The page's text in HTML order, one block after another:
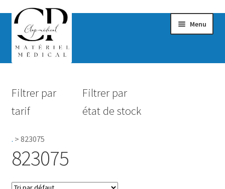
Menu
Hygiène
Filtrer par
tarif
Filtrer par
état de stock
. > 823075
823075